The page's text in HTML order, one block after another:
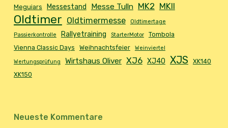
Meguiars Messestand Messe Tulln MK2 MKII
Oldtimer Oldtimermesse
Oldtimertage
Passierkontrolle
Rallyetraining StarterMotor
Tombola
Vienna Classic Days
Weihnachtsfeier Weinviertel
Wertungsprüfung Wirtshaus Oliver XJ6 XJ40 XJS
XK140
XK150
Neueste Kommentare